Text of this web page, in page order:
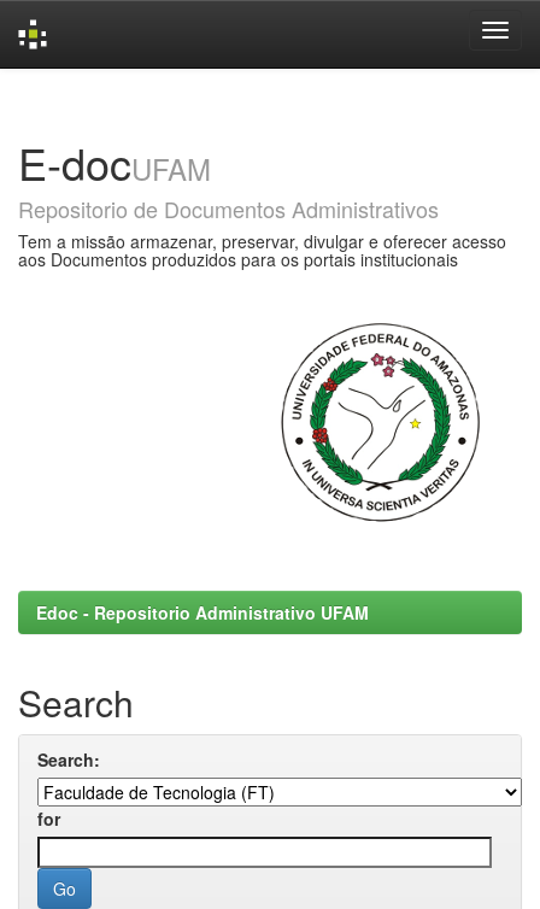
E-docUFAM
Repositorio de Documentos Administrativos
Tem a missão armazenar, preservar, divulgar e oferecer acesso
aos Documentos produzidos para os portais institucionais
Edoc - Repositorio Administrativo UFAM
Search
Search:
for